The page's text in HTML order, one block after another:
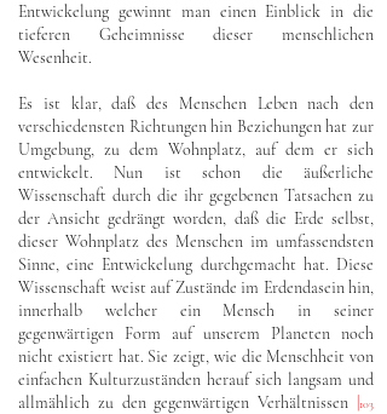
Entwickelung gewinnt man einen Einblick in die
tieferen Geheimnisse dieser menschlichen
Wesenheit.
Es ist klar, daß des Menschen Leben nach den
verschiedensten Richtungen hin Beziehungen hat zur
Umgebung, zu dem Wohnplatz, auf dem er sich
entwickelt. Nun ist schon die äußerliche
Wissenschaft durch die ihr gegebenen Tatsachen zu
der Ansicht gedrängt worden, daß die Erde selbst,
dieser Wohnplatz des Menschen im umfassendsten
Sinne, eine Entwickelung durchgemacht hat. Diese
Wissenschaft weist auf Zustände im Erdendasein hin,
innerhalb welcher ein Mensch in seiner
gegenwärtigen Form auf unserem Planeten noch
nicht existiert hat. Sie zeigt, wie die Menschheit von
einfachen Kulturzuständen herauf sich langsam und
allmählich zu den gegenwärtigen Verhältnissen
103